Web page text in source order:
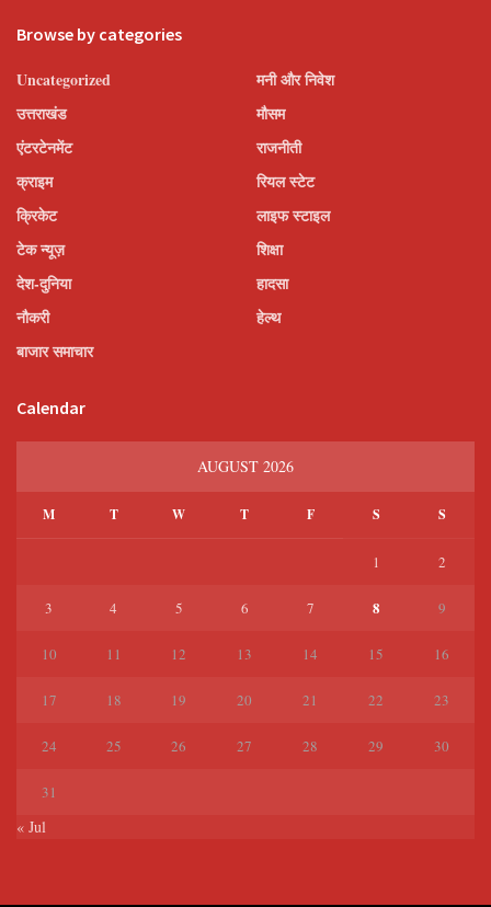
Browse by categories
Uncategorized
उत्तराखंड
एंटरटेनमेंट
क्राइम
क्रिकेट
टेक न्यूज़
देश-दुनिया
नौकरी
बाजार समाचार
मनी और निवेश
मौसम
राजनीती
रियल स्टेट
लाइफ स्टाइल
शिक्षा
हादसा
हेल्थ
Calendar
AUGUST 2026
M T W T F S S
1 2
3 4 5 6 7 8 9
10 11 12 13 14 15 16
17 18 19 20 21 22 23
24 25 26 27 28 29 30
31
« Jul